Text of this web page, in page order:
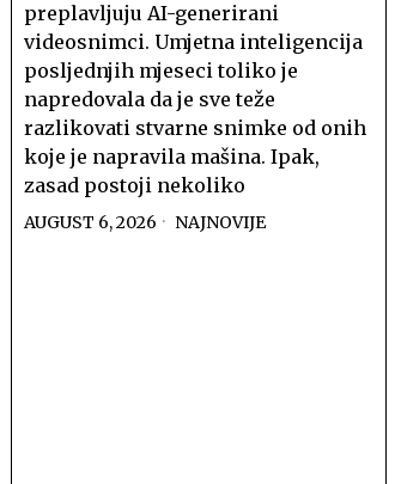
preplavljuju AI-generirani
videosnimci. Umjetna inteligencija
posljednjih mjeseci toliko je
napredovala da je sve teže
razlikovati stvarne snimke od onih
koje je napravila mašina. Ipak,
zasad postoji nekoliko
AUGUST 6, 2026 NAJNOVIJE